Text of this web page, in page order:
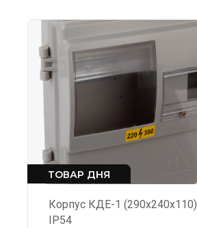
ТОВАР ДНЯ
Корпус КДЕ-1 (290х240х110)
IP54